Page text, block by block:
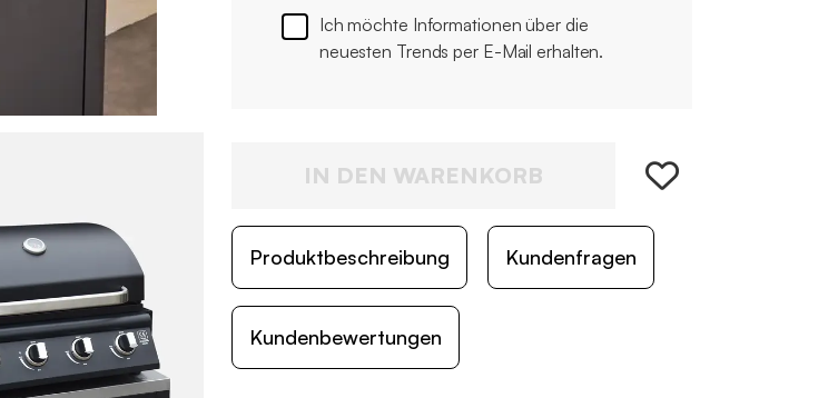
Ich möchte Informationen über die
neuesten Trends per E-Mail erhalten.
IN DEN WARENKORB
Produktbeschreibung Kundenfragen
Kundenbewertungen